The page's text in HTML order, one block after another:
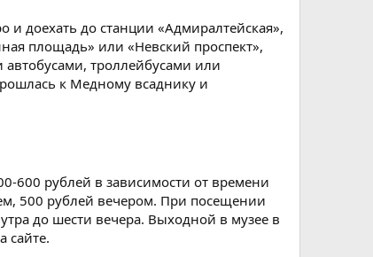
и доехать до станции «Адмиралтейская»,
площадь» или «Невский проспект»,
троллейбусами или
к Медному всаднику и
600 рублей в зависимости от времени
500 рублей вечером. При посещении
до шести вечера. Выходной в музее в
сайте.